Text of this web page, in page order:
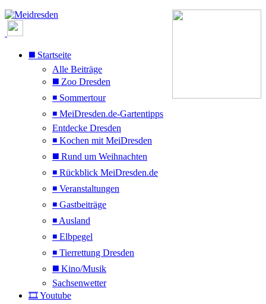
◼️ Startseite
Alle Beiträge
◼️ Zoo Dresden
◾ Sommertour
◾ MeiDresden.de-Gartentipps
Entdecke Dresden
◾ Kochen mit MeiDresden
◼️ Rund um Weihnachten
◾ Rückblick MeiDresden.de
◾ Veranstaltungen
◾ Gastbeiträge
◾ Ausland
◾ Elbpegel
◾ Tierrettung Dresden
◼️ Kino/Musik
Sachsenwetter
🎞️ Youtube